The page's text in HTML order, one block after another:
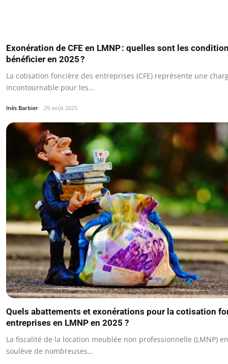
Exonération de CFE en LMNP : quelles sont les
bénéficier en 2025 ?
La cotisation foncière des entreprises (CFE) représente une
incontournable pour les…
Inès Barbier 29 août 2025
Quels abattements et exonérations pour la cotisation
entreprises en LMNP en 2025 ?
La fiscalité de la location meublée non professionnelle (LMNP)
soulève de nombreuses…